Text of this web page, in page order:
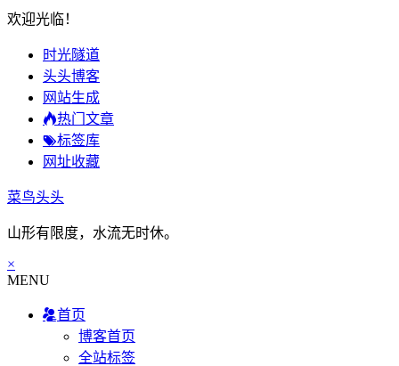
欢迎光临！
时光隧道
头头博客
网站生成
热门文章
标签库
网址收藏
菜鸟头头
山形有限度，水流无时休。
×
MENU
首页
博客首页
全站标签